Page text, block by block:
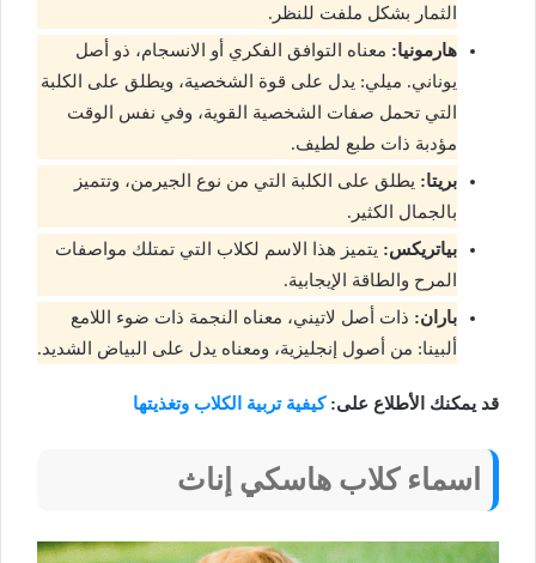
الثمار بشكل ملفت للنظر.
هارمونيا: معناه التوافق الفكري أو الانسجام، ذو أصل
يوناني. ميلي: يدل على قوة الشخصية، ويطلق على الكلبة
التي تحمل صفات الشخصية القوية، وفي نفس الوقت
مؤدبة ذات طبع لطيف.
بريتا: يطلق على الكلبة التي من نوع الجيرمن، وتتميز
بالجمال الكثير.
بياتريكس: يتميز هذا الاسم لكلاب التي تمتلك مواصفات
المرح والطاقة الإيجابية.
باران: ذات أصل لاتيني، معناه النجمة ذات ضوء اللامع
ألبينا: من أصول إنجليزية، ومعناه يدل على البياض الشديد.
قد يمكنك الأطلاع على:كيفية تربية الكلاب وتغذيتها
اسماء كلاب هاسكي إناث